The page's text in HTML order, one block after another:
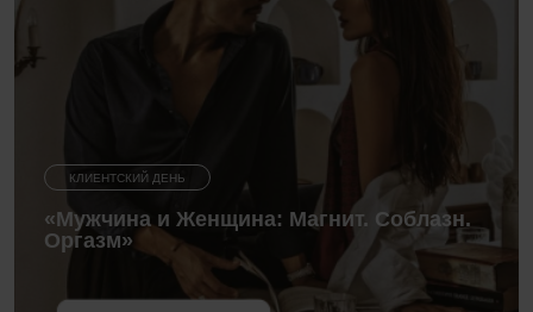
КЛИЕНТСКИЙ ДЕНЬ
«Мужчина и Женщина: Магнит. Соблазн.
Оргазм»